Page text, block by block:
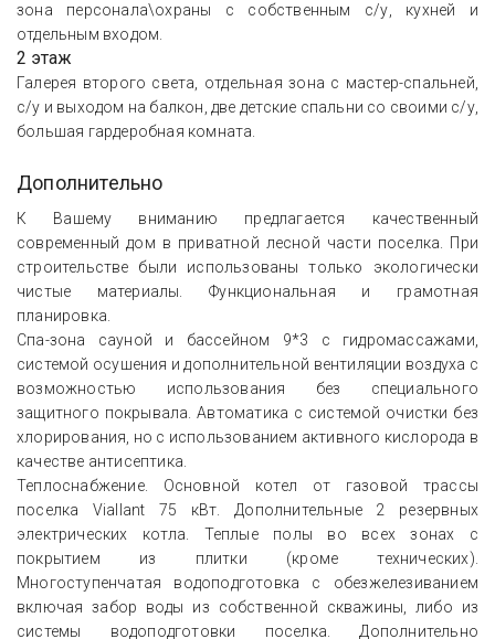
зона персонала\охраны с собственным с/у, кухней и
отдельным входом.
2 этаж
Галерея второго света, отдельная зона с мастер-спальней,
с/у и выходом на балкон, две детские спальни со своими с/у,
большая гардеробная комната.
Дополнительно
К Вашему вниманию предлагается качественный
современный дом в приватной лесной части поселка. При
строительстве были использованы только экологически
чистые материалы. Функциональная и грамотная
планировка.
Спа-зона сауной и бассейном 9*3 с гидромассажами,
системой осушения и дополнительной вентиляции воздуха с
возможностью использования без специального
защитного покрывала. Автоматика с системой очистки без
хлорирования, но с использованием активного кислорода в
качестве антисептика.
Теплоснабжение. Основной котел от газовой трассы
поселка Viallant 75 кВт. Дополнительные 2 резервных
электрических котла. Теплые полы во всех зонах с
покрытием из плитки (кроме технических).
Многоступенчатая водоподготовка с обезжелезиванием
включая забор воды из собственной скважины, либо из
системы водоподготовки поселка. Дополнительно